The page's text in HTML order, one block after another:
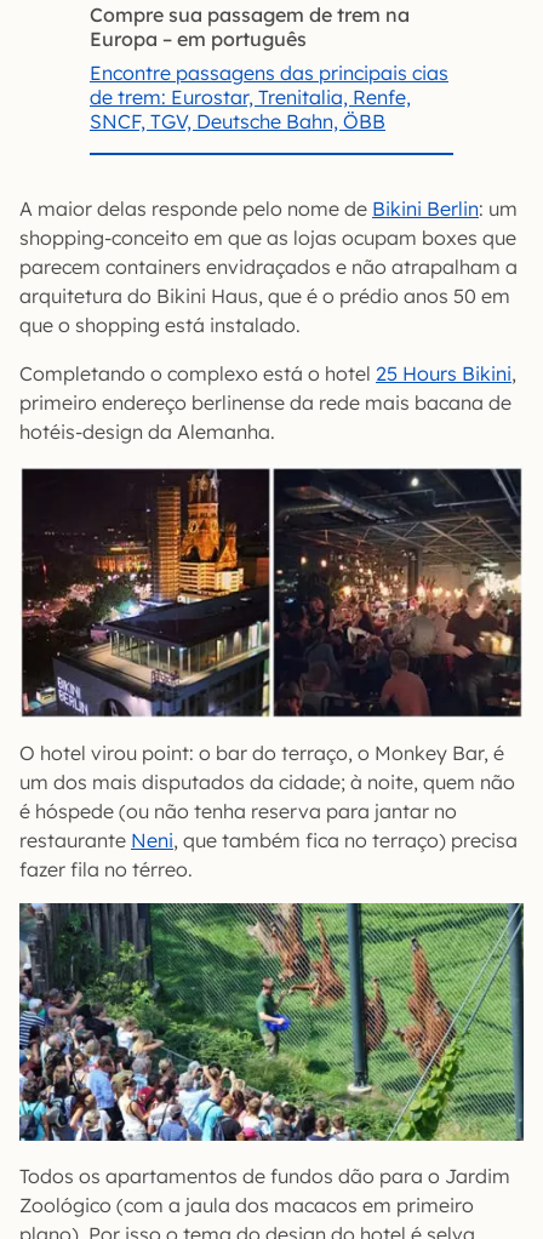
Compre sua passagem de trem na
Europa – em português
Encontre passagens das principais cias
de trem: Eurostar, Trenitalia, Renfe,
SNCF, TGV, Deutsche Bahn, ÖBB
A maior delas responde pelo nome de Bikini Berlin: um
shopping-conceito em que as lojas ocupam boxes que
parecem containers envidraçados e não atrapalham a
arquitetura do Bikini Haus, que é o prédio anos 50 em
que o shopping está instalado.
Completando o complexo está o hotel 25 Hours Bikini,
primeiro endereço berlinense da rede mais bacana de
hotéis-design da Alemanha.
O hotel virou point: o bar do terraço, o Monkey Bar, é
um dos mais disputados da cidade; à noite, quem não
é hóspede (ou não tenha reserva para jantar no
restaurante Neni, que também fica no terraço) precisa
fazer fila no térreo.
Todos os apartamentos de fundos dão para o Jardim
Zoológico (com a jaula dos macacos em primeiro
plano). Por isso o tema do design do hotel é selva.